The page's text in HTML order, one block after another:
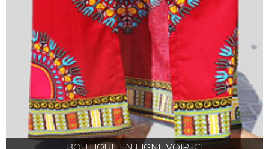
BOUTIQUE EN LIGNE VOIR ICI